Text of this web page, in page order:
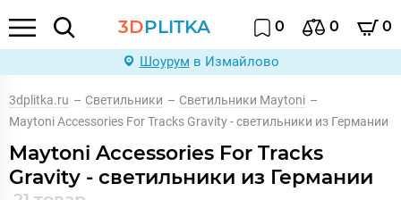
3DPLITKA 0 0 0
Шоурум в Измайлово
3dplitka.ru – Светильники – Светильники Maytoni –
Maytoni Accessories For Tracks Gravity - светильники из Германии
Maytoni Accessories For Tracks
Gravity - светильники из Германии